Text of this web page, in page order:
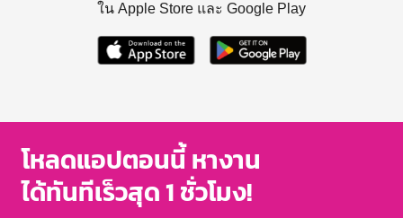
ใน Apple Store และ Google Play
โหลดแอปตอนนี้ หางาน
ได้ทันทีเร็วสุด 1 ชั่วโมง!